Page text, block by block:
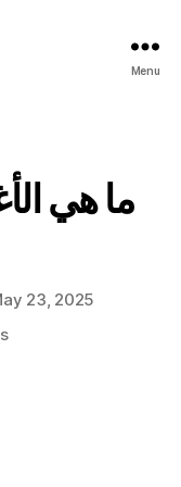
Menu
ما هي
23, 2025
on